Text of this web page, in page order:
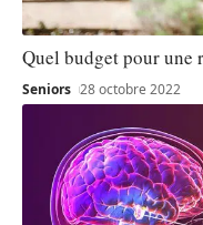
Quel budget pour une
Seniors 28 octobre 2022